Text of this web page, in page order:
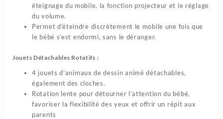
éteignage du mobile, la fonction projecteur et le réglage
du volume.
Permet d’éteindre discrètement le mobile une fois que
le bébé s’est endormi, sans le déranger.
Jouets Détachables Rotatifs :
4 jouets d’animaux de dessin animé détachables,
également des cloches.
Rotation lente pour détourner l’attention du bébé,
favoriser la flexibilité des yeux et offrir un répit aux
parents